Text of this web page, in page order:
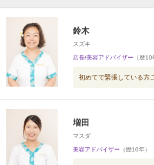
鈴木
スズキ
店長/美容アドバイザー （歴10
初めてで緊張している方
増田
マスダ
美容アドバイザー （歴10年）